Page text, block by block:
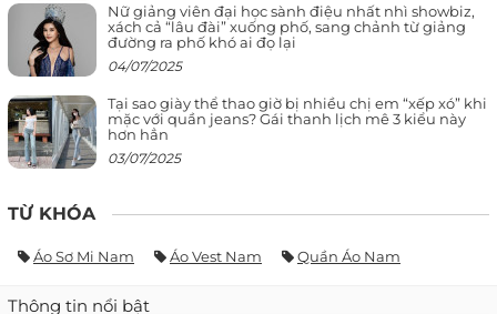
Nữ giảng viên đại học sành điệu nhất nhì showbiz,
xách cả “lâu đài” xuống phố, sang chảnh từ giảng
đường ra phố khó ai đọ lại
04/07/2025
Tại sao giày thể thao giờ bị nhiều chị em “xếp xó” khi
mặc với quần jeans? Gái thanh lịch mê 3 kiểu này
hơn hẳn
03/07/2025
TỪ KHÓA
Áo Sơ Mi Nam Áo Vest Nam Quần Áo Nam
Thông tin nổi bật